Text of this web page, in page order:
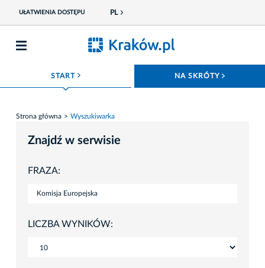
UŁATWIENIA DOSTĘPU PL
START ROZWIŃ MENU NA SKRÓTY
Strona główna Wyszukiwarka
Znajdź w serwisie
FRAZA:
LICZBA WYNIKÓW: